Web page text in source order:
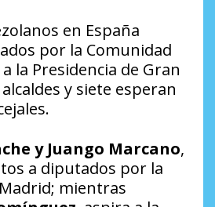
en España
por la Comunidad
la Presidencia de Gran
y siete esperan
y Juango Marcano,
a diputados por la
mientras